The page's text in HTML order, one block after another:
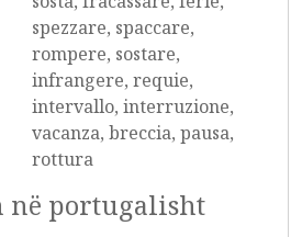
spezzare, spaccare,
rompere, sostare,
infrangere, requie,
intervallo, interruzione,
vacanza, breccia, pausa,
rottura
në portugalisht